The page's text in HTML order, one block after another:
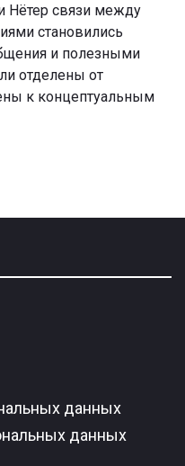
Нётер связи между
становились
и полезными
отделены от
к концептуальным
данных
данных